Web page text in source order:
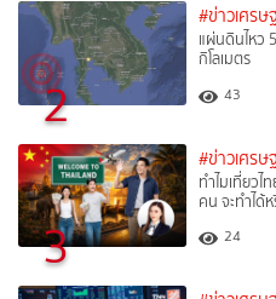
2
#ข่าวเศรษ
แผ่นดินไหว
กิโลเมตร
43
3
#ข่าวเศรษ
ทำไมเที่ยว
คน จะทำได้
24